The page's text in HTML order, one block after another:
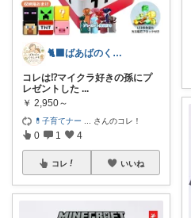
🐈‍⬛ばあばのくらしメモ🐾
コレは⁉️マイクラ好きの孫にプ
レゼントした ...
￥ 2,950～
💊子育てナー さんのコレ！
0 1 4
コレ いいね